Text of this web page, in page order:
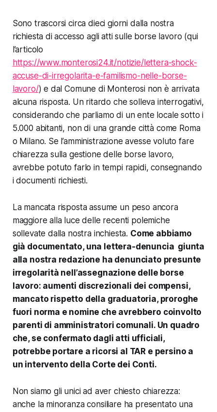
Sono trascorsi circa dieci giorni dalla nostra
richiesta di accesso agli atti sulle borse lavoro (qui
l’articolo
https://www.monterosi24.it/notizie/lettera-shock-
accuse-di-irregolarita-e-familismo-nelle-borse-
lavoro/) e dal Comune di Monterosi non è arrivata
alcuna risposta. Un ritardo che solleva interrogativi,
considerando che parliamo di un ente locale sotto i
5.000 abitanti, non di una grande città come Roma
o Milano. Se l’amministrazione avesse voluto fare
chiarezza sulla gestione delle borse lavoro,
avrebbe potuto farlo in tempi rapidi, consegnando
i documenti richiesti.
La mancata risposta assume un peso ancora
maggiore alla luce delle recenti polemiche
sollevate dalla nostra inchiesta. Come abbiamo
già documentato, una lettera-denuncia giunta
alla nostra redazione ha denunciato presunte
irregolarità nell’assegnazione delle borse
lavoro: aumenti discrezionali dei compensi,
mancato rispetto della graduatoria, proroghe
fuori norma e nomine che avrebbero coinvolto
parenti di amministratori comunali. Un quadro
che, se confermato dagli atti ufficiali,
potrebbe portare a ricorsi al TAR e persino a
un intervento della Corte dei Conti.
Non siamo gli unici ad aver chiesto chiarezza:
anche la minoranza consiliare ha presentato una